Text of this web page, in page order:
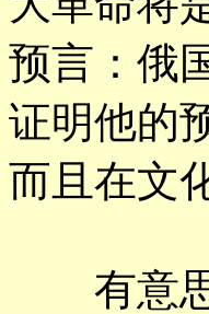
预言：俄
证明他的
而且在文
有意思